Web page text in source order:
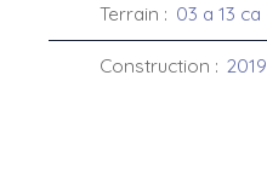
Terrain : 03 a 13 ca
Construction : 2019